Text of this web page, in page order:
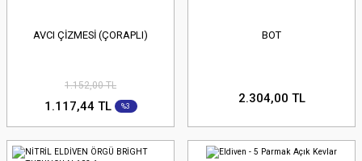
AVCI ÇİZMESİ (ÇORAPLI)
1.152,00 TL
1.117,44 TL %3
BOT
2.304,00 TL